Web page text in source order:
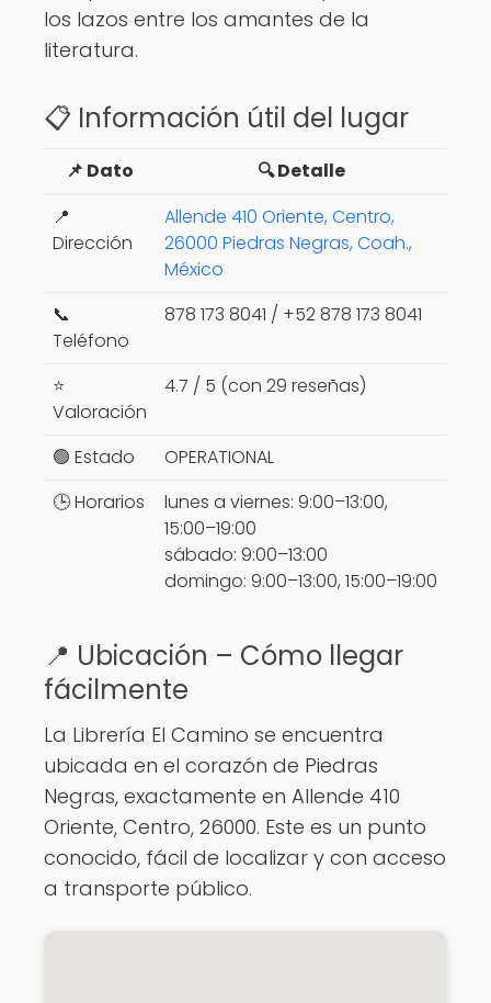
los lazos entre los amantes de la
literatura.
📋 Información útil del lugar
📌 Dato
🔍 Detalle
📍
Dirección
Allende 410 Oriente, Centro,
26000 Piedras Negras, Coah.,
México
📞
Teléfono
878 173 8041 / +52 878 173 8041
⭐
Valoración
4.7 / 5 (con 29 reseñas)
🟢 Estado
OPERATIONAL
🕒 Horarios
lunes a viernes: 9:00–13:00,
15:00–19:00
sábado: 9:00–13:00
domingo: 9:00–13:00, 15:00–19:00
📍 Ubicación – Cómo llegar
fácilmente
La Librería El Camino se encuentra
ubicada en el corazón de Piedras
Negras, exactamente en Allende 410
Oriente, Centro, 26000. Este es un punto
conocido, fácil de localizar y con acceso
a transporte público.